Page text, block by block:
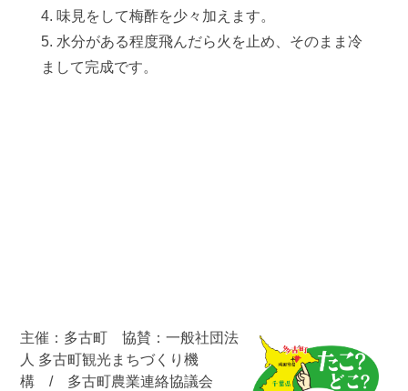
4. 味見をして梅酢を少々加えます。
5. 水分がある程度飛んだら火を止め、そのまま冷
まして完成です。
主催：多古町 協賛：一般社団法
人 多古町観光まちづくり機
構 / 多古町農業連絡協議会